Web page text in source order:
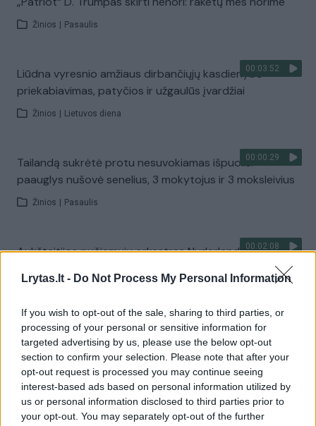
Lrytas.lt - Do Not Process My Personal Information
If you wish to opt-out of the sale, sharing to third parties, or
processing of your personal or sensitive information for
targeted advertising by us, please use the below opt-out
section to confirm your selection. Please note that after your
opt-out request is processed you may continue seeing
interest-based ads based on personal information utilized by
us or personal information disclosed to third parties prior to
your opt-out. You may separately opt-out of the further
Žinios Pasaulis
00:03:52
Liūdna vyresnio amžiaus dirbančiųjų kasdienybė –
priekabiavimas, patyčios ir užgaulūs įvardžiai
Žinios Lietuvos diena
00:00:29
Tailandą sukrėtė protu nesuvokiamas išpuolis:
paauglys nušovė senelius, 3 mokytojus ir 3 moksleivius
Žinios Pasaulis
00:02:08
Aukštaitijos pučiamųjų orkestras Nyderlanduose
Visi įrašai
Žiūrimiausi įrašai